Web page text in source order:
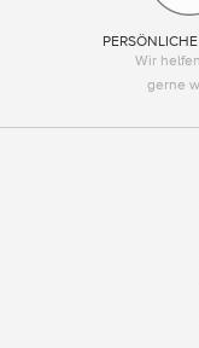
Wir
gerne